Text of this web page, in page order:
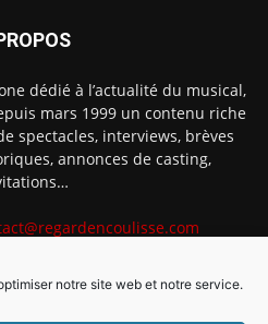
notre site web et notre service.
dédié à l’actualité du musical,
mars 1999 un contenu riche
spectacles, interviews, brèves
annonces de casting,